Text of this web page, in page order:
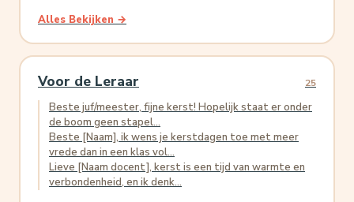
Alles Bekijken →
Voor de Leraar 25
Beste juf/meester, fijne kerst! Hopelijk staat er onder
de boom geen stapel...
Beste [Naam], ik wens je kerstdagen toe met meer
vrede dan in een klas vol...
Lieve [Naam docent], kerst is een tijd van warmte en
verbondenheid, en ik denk...